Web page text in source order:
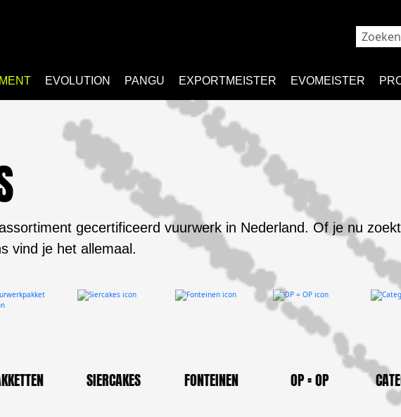
EVOLUTION PANGU EXPORTMEISTER EVOMEISTER
gecertificeerd vuurwerk in Nederland. Of je nu
vind je het allemaal.
SIERCAKES FONTEINEN OP = OP